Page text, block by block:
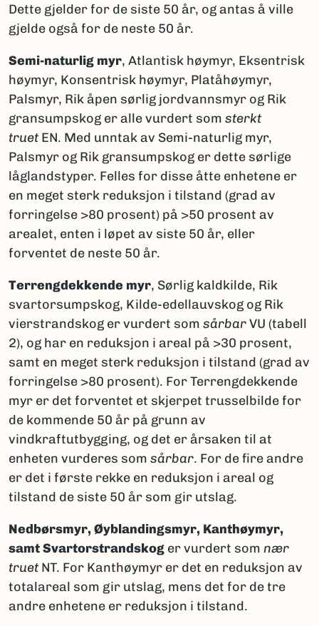
Dette gjelder for de siste 50 år, og antas å ville
gjelde også for de neste 50 år.
Semi-naturlig myr, Atlantisk høymyr, Eksentrisk
høymyr, Konsentrisk høymyr, Platåhøymyr,
Palsmyr, Rik åpen sørlig jordvannsmyr og Rik
gransumpskog er alle vurdert som sterkt
truet EN. Med unntak av Semi-naturlig myr,
Palsmyr og Rik gransumpskog er dette sørlige
låglandstyper. Felles for disse åtte enhetene er
en meget sterk reduksjon i tilstand (grad av
forringelse >80 prosent) på >50 prosent av
arealet, enten i løpet av siste 50 år, eller
forventet de neste 50 år.
Terrengdekkende myr, Sørlig kaldkilde, Rik
svartorsumpskog, Kilde-edellauvskog og Rik
vierstrandskog er vurdert som sårbarVU (tabell
2), og har en reduksjon i areal på >30 prosent,
samt en meget sterk reduksjon i tilstand (grad av
forringelse >80 prosent). For Terrengdekkende
myr er det forventet et skjerpet trusselbilde for
de kommende 50 år på grunn av
vindkraftutbygging, og det er årsaken til at
enheten vurderes som sårbar. For de fire andre
er det i første rekke en reduksjon i areal og
tilstand de siste 50 år som gir utslag.
Nedbørsmyr, Øyblandingsmyr, Kanthøymyr,
samt Svartorstrandskog er vurdert som nær
truet NT. For Kanthøymyr er det en reduksjon av
totalareal som gir utslag, mens det for de tre
andre enhetene er reduksjon i tilstand.